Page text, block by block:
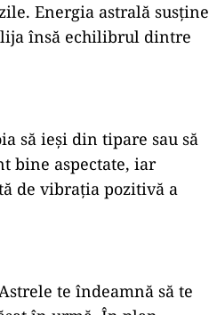
Energia astrală susține
însă echilibrul dintre
să ieși din tipare sau să
bine aspectate, iar
de vibrația pozitivă a
te îndeamnă să te